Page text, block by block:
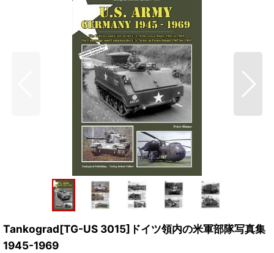
Tankograd[TG-US 3015]ドイツ領内の米軍部隊写真集
1945-1969